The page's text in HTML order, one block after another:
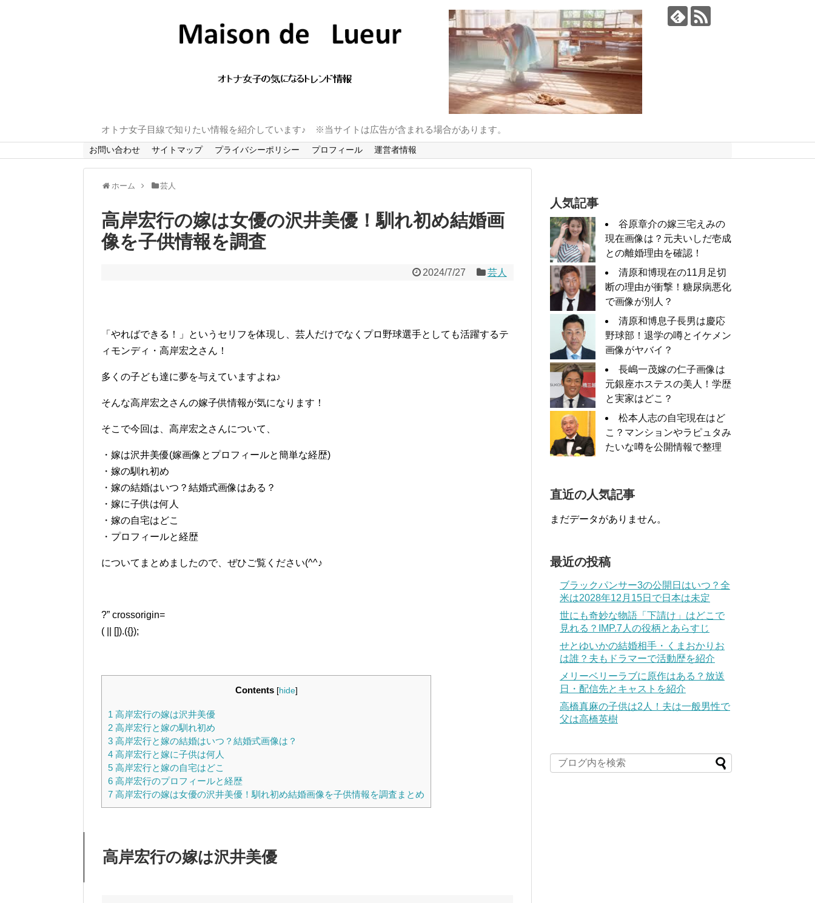
オトナ女子目線で知りたい情報を紹介しています♪ ※当サイトは広告が含まれる場合があります。
お問い合わせ サイトマップ プライバシーポリシー プロフィール 運営者情報
ホーム 芸人
高岸宏行の嫁は女優の沢井美優！馴れ初め結婚画
像を子供情報を調査
2024/7/27 芸人
「やればできる！」というセリフを体現し、芸人だけでなくプロ野球選手としても活躍するテ
ィモンディ・高岸宏之さん！
多くの子ども達に夢を与えていますよね♪
そんな高岸宏之さんの嫁子供情報が気になります！
そこで今回は、高岸宏之さんについて、
・嫁は沢井美優(嫁画像とプロフィールと簡単な経歴)
・嫁の馴れ初め
・嫁の結婚はいつ？結婚式画像はある？
・嫁に子供は何人
・嫁の自宅はどこ
・プロフィールと経歴
についてまとめましたので、ぜひご覧ください(^^♪
?” crossorigin=
( || []).({});
Contents [hide]
1 高岸宏行の嫁は沢井美優
2 高岸宏行と嫁の馴れ初め
3 高岸宏行と嫁の結婚はいつ？結婚式画像は？
4 高岸宏行と嫁に子供は何人
5 高岸宏行と嫁の自宅はどこ
6 高岸宏行のプロフィールと経歴
7 高岸宏行の嫁は女優の沢井美優！馴れ初め結婚画像を子供情報を調査まとめ
高岸宏行の嫁は沢井美優
人気記事
谷原章介の嫁三宅えみの
現在画像は？元夫いしだ壱成
との離婚理由を確認！
清原和博現在の11月足切
断の理由が衝撃！糖尿病悪化
で画像が別人？
清原和博息子長男は慶応
野球部！退学の噂とイケメン
画像がヤバイ？
長嶋一茂嫁の仁子画像は
元銀座ホステスの美人！学歴
と実家はどこ？
松本人志の自宅現在はど
こ？マンションやラピュタみ
たいな噂を公開情報で整理
直近の人気記事
まだデータがありません。
最近の投稿
ブラックパンサー3の公開日はいつ？全
米は2028年12月15日で日本は未定
世にも奇妙な物語「下請け」はどこで
見れる？IMP.7人の役柄とあらすじ
せとゆいかの結婚相手・くまおかりお
は誰？夫もドラマーで活動歴を紹介
メリーベリーラブに原作はある？放送
日・配信先とキャストを紹介
高橋真麻の子供は2人！夫は一般男性で
父は高橋英樹